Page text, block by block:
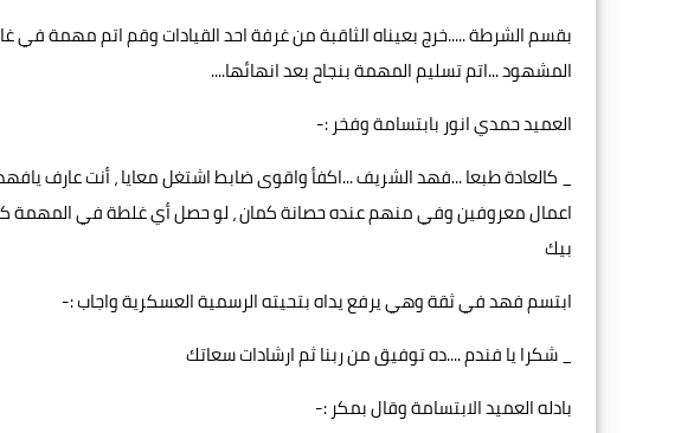
بقسم الشرطة .....خرج بعيناه الثاقبة من غرفة احد القيادات وقم اتم مهمة في
المشهود ...اتم تسليم المهمة بنجاح بعد انهائها....
العميد حمدي انور بابتسامة وفخر :-
_ كالعادة طبعا ...فهد الشريف ...اكفأ واقوى ضابط اشتغل معايا ، أنت عارف
اعمال معروفين وفي منهم عنده حصانة كمان ، لو حصل أي غلطة في المهمة
بيك
ابتسم فهد في ثقة وهي يرفع يداه بتحيته الرسمية العسكرية واجاب :-
_ شكرا يا فندم ....ده توفيق من ربنا ثم ارشادات سعاتك
بادله العميد الابتسامة وقال بمكر :-